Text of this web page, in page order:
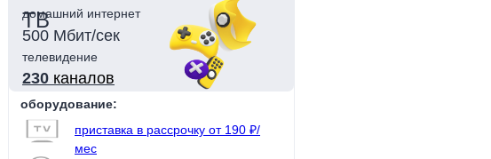
домашний интернет
телевидение
500 Мбит/сек
230 каналов
приставка в рассрочку от 190 ₽/
мес
оборудование:
ТВ